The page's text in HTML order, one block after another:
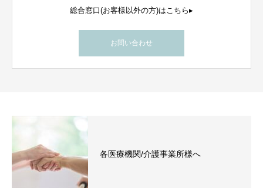
総合窓口(お客様以外の方)はこちら▸
お問い合わせ
各医療機関/介護事業所様へ